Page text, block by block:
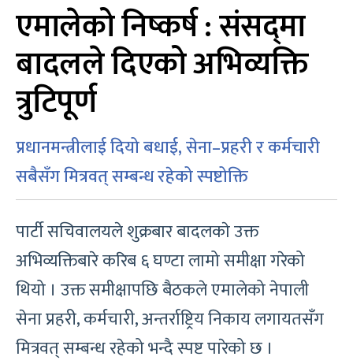
एमालेको निष्कर्ष : संसद्‌‌मा
बादलले दिएको अभिव्यक्ति
त्रुटिपूर्ण
प्रधानमन्त्रीलाई दियो बधाई, सेना–प्रहरी र कर्मचारी
सबैसँग मित्रवत् सम्बन्ध रहेको स्पष्टोक्ति
पार्टी सचिवालयले शुक्रबार बादलकाे उक्त
अभिव्यक्तिबारे करिब ६ घण्टा लामो समीक्षा गरेको
थियो । उक्त समीक्षापछि बैठकले एमालेको नेपाली
सेना प्रहरी, कर्मचारी, अन्तर्राष्ट्रिय निकाय लगायतसँग
मित्रवत् सम्बन्ध रहेको भन्दै स्पष्ट पारेको छ ।